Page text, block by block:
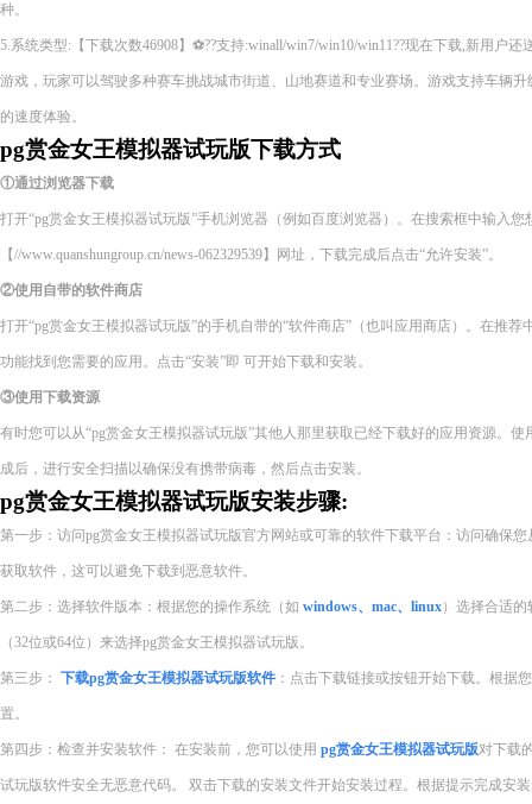
种。
5.系统类型:【下载次数46908】⚽??支持:winall/win7/win10/win11??现在下载,新用户
游戏，玩家可以驾驶多种赛车挑战城市街道、山地赛道和专业赛场。游戏支持车辆
的速度体验。
pg赏金女王模拟器试玩版下载方式
①通过浏览器下载
打开“pg赏金女王模拟器试玩版”手机浏览器（例如百度浏览器）。在搜索框中输入
【//www.quanshungroup.cn/news-062329539】网址，下载完成后点击“允许安装”。
②使用自带的软件商店
打开“pg赏金女王模拟器试玩版”的手机自带的“软件商店”（也叫应用商店）。在推
功能找到您需要的应用。点击“安装”即 可开始下载和安装。
③使用下载资源
有时您可以从“pg赏金女王模拟器试玩版”其他人那里获取已经下载好的应用资源。
成后，进行安全扫描以确保没有携带病毒，然后点击安装。
pg赏金女王模拟器试玩版安装步骤:
第一步：访问pg赏金女王模拟器试玩版官方网站或可靠的软件下载平台：访问确保
获取软件，这可以避免下载到恶意软件。
第二步：选择软件版本：根据您的操作系统（如 windows、mac、linux）选择合适
（32位或64位）来选择pg赏金女王模拟器试玩版。
第三步： 下载pg赏金女王模拟器试玩版软件 ：点击下载链接或按钮开始下载。根据
置。
第四步：检查并安装软件： 在安装前，您可以使用 pg赏金女王模拟器试玩版对下载
试玩版软件安全无恶意代码。 双击下载的安装文件开始安装过程。根据提示完成安